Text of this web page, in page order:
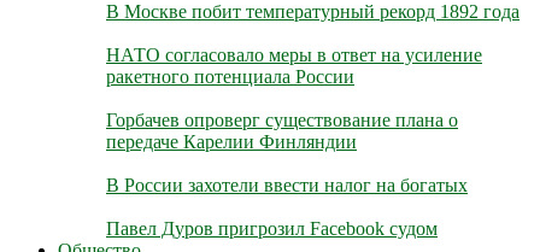
В Москве побит температурный рекорд 1892 года
НАТО согласовало меры в ответ на усиление
ракетного потенциала России
Горбачев опроверг существование плана о
передаче Карелии Финляндии
В России захотели ввести налог на богатых
Павел Дуров пригрозил Facebook судом